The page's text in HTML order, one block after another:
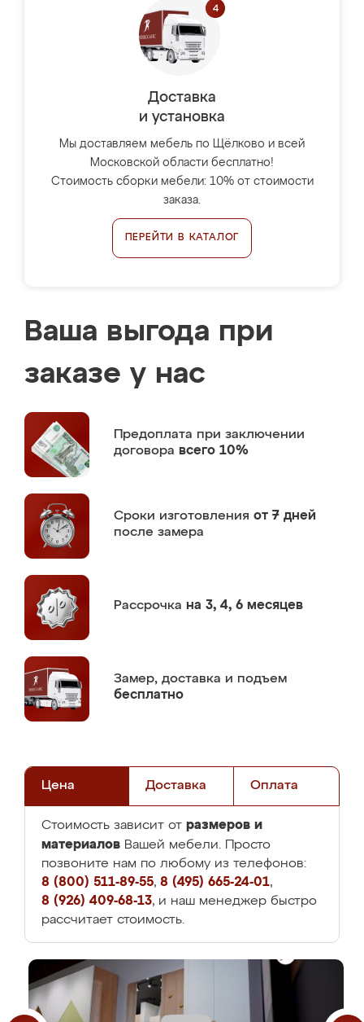
Доставка
и установка
Мы доставляем мебель по Щёлково и всей
Московской области бесплатно!
Стоимость сборки мебели: 10% от стоимости
заказа.
ПЕРЕЙТИ В КАТАЛОГ
Ваша выгода при
заказе у нас
Предоплата при заключении
договора всего 10%
Сроки изготовления от 7 дней
после замера
Рассрочка на 3, 4, 6 месяцев
Замер, доставка и подъем
бесплатно
Цена Доставка Оплата
Стоимость зависит от размеров и
материалов Вашей мебели. Просто
позвоните нам по любому из телефонов:
8 (800) 511-89-55, 8 (495) 665-24-01,
8 (926) 409-68-13, и наш менеджер быстро
рассчитает стоимость.